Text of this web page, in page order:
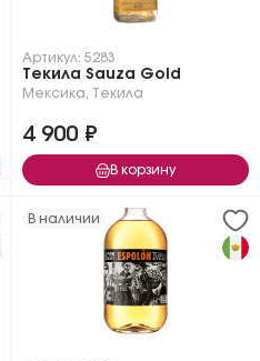
Артикул: 5283
Текила Sauza Gold
Мексика Текила
4 900 ₽
В корзину
В наличии